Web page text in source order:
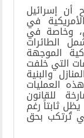
أن إسرائيل
في
وخاصة في
الطائرات
الموجهة
التي خلفت
والبنية
العمليات
للقانون
ثابتاً رغم
تُرتكب بحق